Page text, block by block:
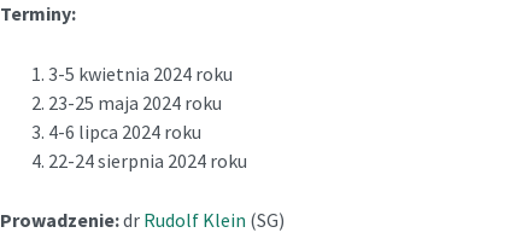
Terminy:
3-5 kwietnia 2024 roku
23-25 maja 2024 roku
4-6 lipca 2024 roku
22-24 sierpnia 2024 roku
Prowadzenie:dr Rudolf Klein (SG)